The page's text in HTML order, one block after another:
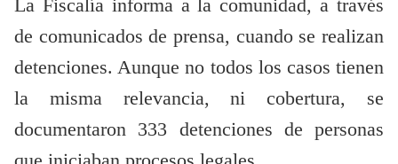
La Fiscalía informa a la comunidad, a través
de comunicados de prensa, cuando se realizan
detenciones. Aunque no todos los casos tienen
la misma relevancia, ni cobertura, se
documentaron 333 detenciones de personas